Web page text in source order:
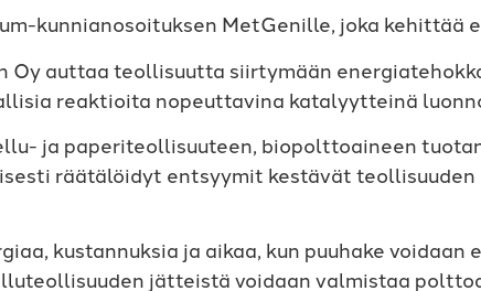
kunnianosoituksen MetGenille, joka
auttaa teollisuutta siirtymään
reaktioita nopeuttavina katalyytteinä
ja paperiteollisuuteen, biopolttoaineen
räätälöidyt entsyymit kestävät teollisuuden
kustannuksia ja aikaa, kun puuhake
jätteistä voidaan valmistaa